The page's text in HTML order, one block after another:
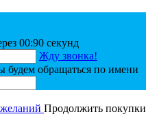
00:90 секунд
Жду звонка!
будем обращаться по имени
Продолжить покупки